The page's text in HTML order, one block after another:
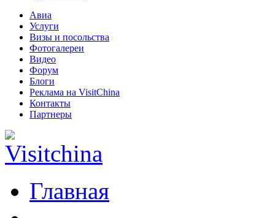
Авиа
Услуги
Визы и посольства
Фотогалереи
Видео
Форум
Блоги
Реклама на VisitChina
Контакты
Партнеры
Главная